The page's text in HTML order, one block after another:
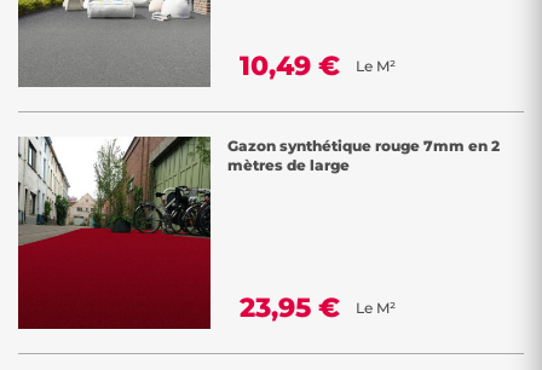
10,49 € Le M²
Gazon synthétique rouge 7mm en 2
mètres de large
23,95 € Le M²